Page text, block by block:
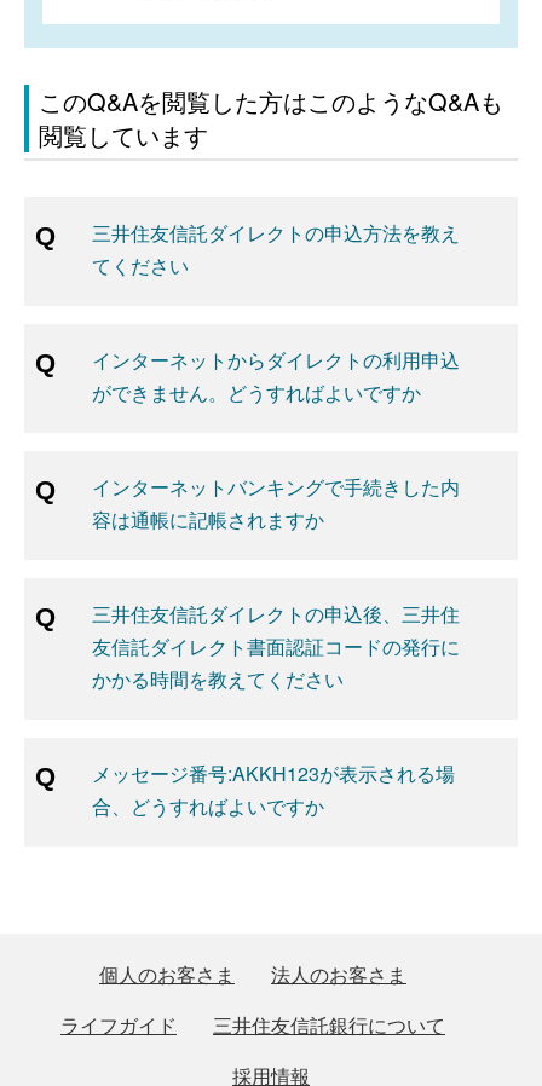
このQ&Aを閲覧した方はこのようなQ&Aも
閲覧しています
三井住友信託ダイレクトの申込方法を教え
てください
インターネットからダイレクトの利用申込
ができません。どうすればよいですか
インターネットバンキングで手続きした内
容は通帳に記帳されますか
三井住友信託ダイレクトの申込後、三井住
友信託ダイレクト書面認証コードの発行に
かかる時間を教えてください
メッセージ番号:AKKH123が表示される場
合、どうすればよいですか
個人のお客さま
法人のお客さま
ライフガイド
三井住友信託銀行について
採用情報